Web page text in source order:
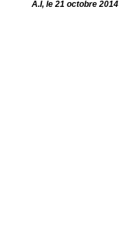
A.I, le 21 octobre 2014